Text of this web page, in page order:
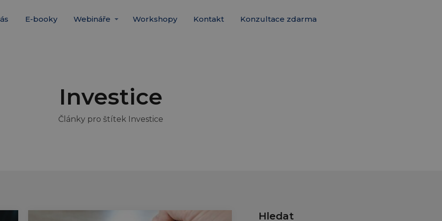
E-booky Webináře Workshopy Kontakt Konzultace zdarma
Investice
Články pro štítek Investice
Hledat